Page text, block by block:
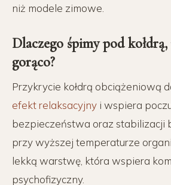
niż modele zimowe.
Dlaczego śpimy pod
gorąco?
Przykrycie kołdrą obciążeniową
efekt relaksacyjny i wspiera
bezpieczeństwa oraz stabilizacji
przy wyższej temperaturze
lekką warstwę, która wspiera
psychofizyczny.